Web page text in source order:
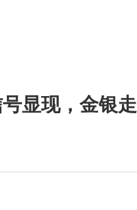
显现，金银